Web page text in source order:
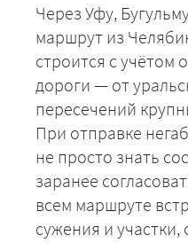
Через Уфу,
маршрут из
строится с учётом
дороги — от
пересечений
При отправке
не просто знать
заранее
всем маршруте
сужения и